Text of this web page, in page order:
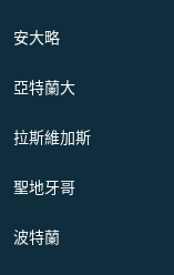
安大略
亞特蘭大
拉斯維加斯
聖地牙哥
波特蘭